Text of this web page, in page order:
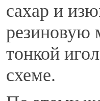
сахар и
резиновую
тонкой
схеме.